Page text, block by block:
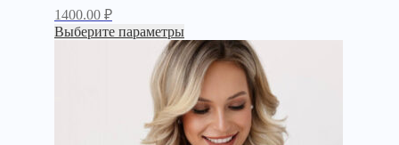
1400.00 ₽
Выберите параметры